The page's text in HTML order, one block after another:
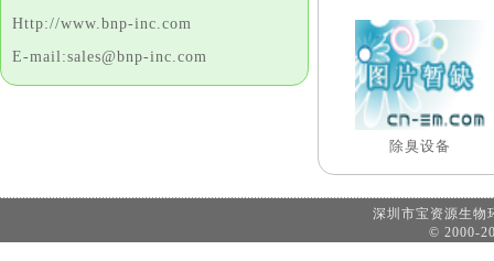
Http://www.bnp-inc.com
E-mail:sales@bnp-inc.com
除臭设备
深圳市宝资源生
© 2000-